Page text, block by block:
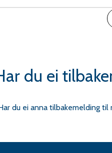
du ei
du ei anna tilbakemelding